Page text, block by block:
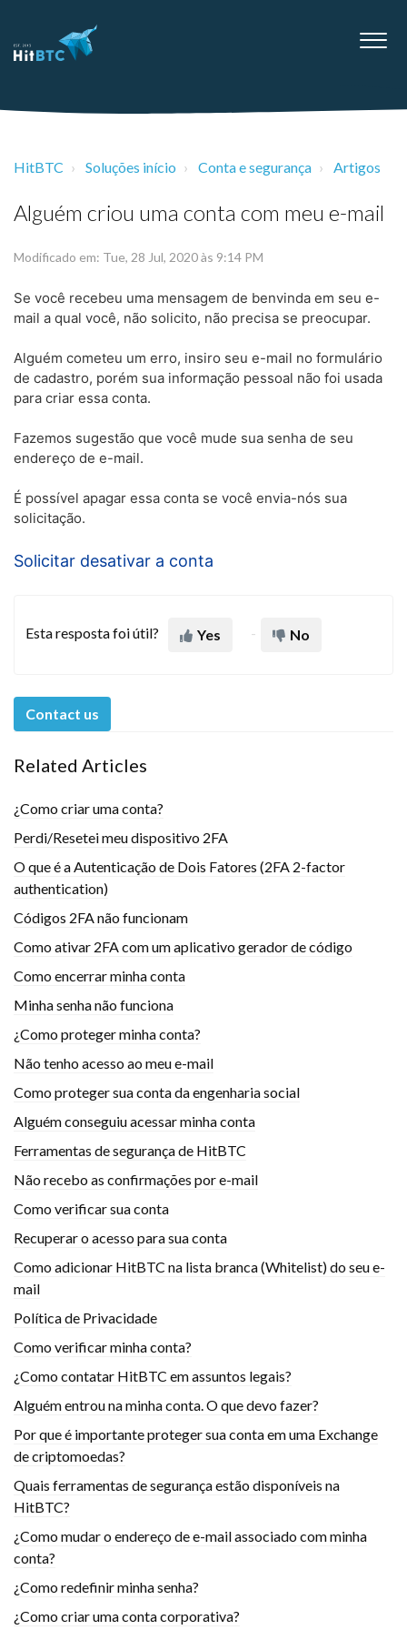
HitBTC Soluções início Conta e segurança Artigos
Alguém criou uma conta com meu e-mail
Modificado em: Tue, 28 Jul, 2020 às 9:14 PM
Se você recebeu uma mensagem de benvinda em seu e-
mail a qual você, não solicito, não precisa se preocupar.
Alguém cometeu um erro, insiro seu e-mail no formulário
de cadastro, porém sua informação pessoal não foi usada
para criar essa conta.
Fazemos sugestão que você mude sua senha de seu
endereço de e-mail.
É possível apagar essa conta se você envia-nós sua
solicitação.
Solicitar desativar a conta
Esta resposta foi útil? Yes No
Contact us
Related Articles
¿Como criar uma conta?
Perdi/Resetei meu dispositivo 2FA
O que é a Autenticação de Dois Fatores (2FA 2-factor
authentication)
Códigos 2FA não funcionam
Como ativar 2FA com um aplicativo gerador de código
Como encerrar minha conta
Minha senha não funciona
¿Como proteger minha conta?
Não tenho acesso ao meu e-mail
Como proteger sua conta da engenharia social
Alguém conseguiu acessar minha conta
Ferramentas de segurança de HitBTC
Não recebo as confirmações por e-mail
Como verificar sua conta
Recuperar o acesso para sua conta
Como adicionar HitBTC na lista branca (Whitelist) do seu e-
mail
Política de Privacidade
Como verificar minha conta?
¿Como contatar HitBTC em assuntos legais?
Alguém entrou na minha conta. O que devo fazer?
Por que é importante proteger sua conta em uma Exchange
de criptomoedas?
Quais ferramentas de segurança estão disponíveis na
HitBTC?
¿Como mudar o endereço de e-mail associado com minha
conta?
¿Como redefinir minha senha?
¿Como criar uma conta corporativa?